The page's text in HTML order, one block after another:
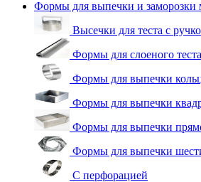
Формы для выпечки и заморозки
Высечки для теста с
Формы для слоеного теста
Формы для выпечки
Формы для выпечки
Формы для выпечки
Формы для выпечки
С перфорацией